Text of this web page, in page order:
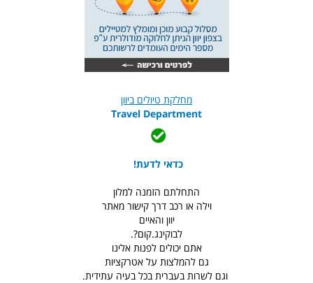
מחלקת טיולים ביוון
Travel Department
כדאי לדעת!
התחלתם הזמנה למלון
וילה או רכב דרך קישור מאתר
יוון והאיים
לבוקינג.קום?.
אתם יכולים לפנות אלינו
גם להמלצות על אטרקציות
וגם לשרות בעברית בכל בעיה עתידית.